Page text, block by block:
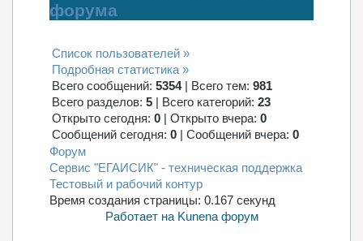
форума
Список пользователей »
Подробная статистика »
Всего сообщений: 5354 | Всего тем: 981
Всего разделов: 5 | Всего категорий: 23
Открыто сегодня: 0 | Открыто вчера: 0
Сообщений сегодня: 0 | Сообщений вчера: 0
Форум
Сервис "ЕГАИСИК" - техническая поддержка
Тестовый и рабочий контур
Время создания страницы: 0.167 секунд
Работает на Kunena форум